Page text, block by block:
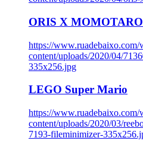
ORIS X MOMOTARO
https://www.ruadebaixo.com/
content/uploads/2020/04/
335x256.jpg
LEGO Super Mario
https://www.ruadebaixo.com/
content/uploads/2020/03/
7193-fileminimizer-